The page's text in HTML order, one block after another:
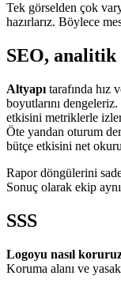
Tek görselden çok
hazırlarız. Böylece
SEO,
Altyapı tarafında hız
boyutlarını
etkisini metriklerle
Öte yandan oturum
bütçe etkisini net
Rapor döngülerini sade
Sonuç olarak ekip
SSS
Logoyu nasıl
Koruma alanı ve